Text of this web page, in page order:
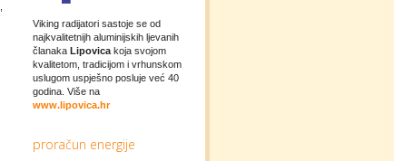
Viking radijatori sastoje se od
najkvalitetnijh aluminijskih ljevanih
članaka Lipovica koja svojom
kvalitetom, tradicijom i vrhunskom
uslugom uspješno posluje već 40
godina. Više na
www.lipovica.hr
proračun energije